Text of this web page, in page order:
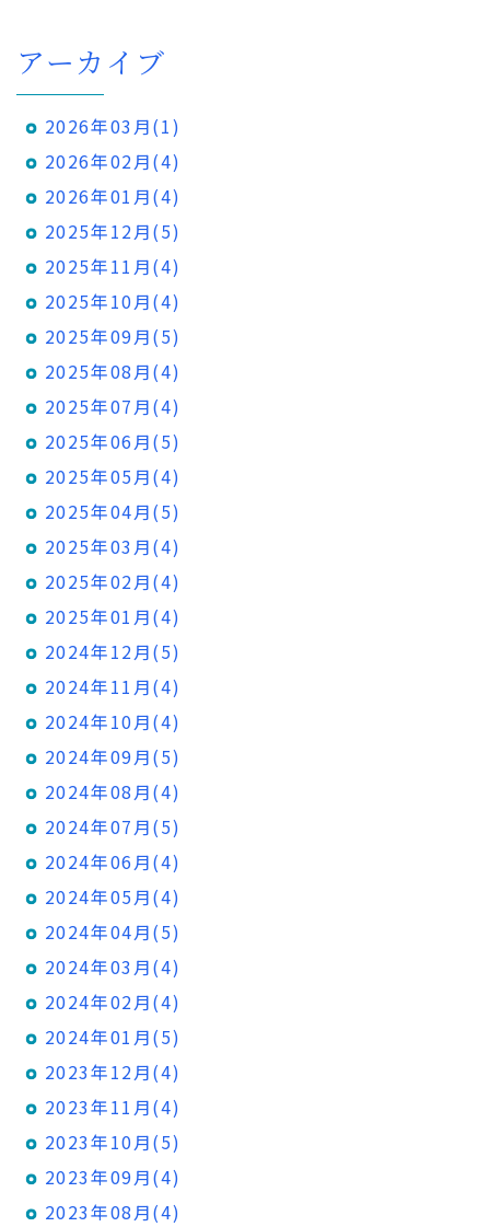
アーカイブ
2026年03月(1)
2026年02月(4)
2026年01月(4)
2025年12月(5)
2025年11月(4)
2025年10月(4)
2025年09月(5)
2025年08月(4)
2025年07月(4)
2025年06月(5)
2025年05月(4)
2025年04月(5)
2025年03月(4)
2025年02月(4)
2025年01月(4)
2024年12月(5)
2024年11月(4)
2024年10月(4)
2024年09月(5)
2024年08月(4)
2024年07月(5)
2024年06月(4)
2024年05月(4)
2024年04月(5)
2024年03月(4)
2024年02月(4)
2024年01月(5)
2023年12月(4)
2023年11月(4)
2023年10月(5)
2023年09月(4)
2023年08月(4)